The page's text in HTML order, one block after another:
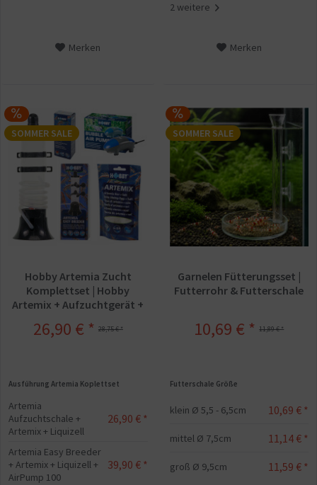
Merken
2 weitere
Merken
SOMMER SALE
Hobby Artemia Zucht
Komplettset | Hobby
Artemix + Aufzuchtgerät +
26,90 € * 28,75 € *
Ausführung Artemia Koplettset
Artemia
Aufzuchtschale +
Artemix + Liquizell
26,90 € *
Artemia Easy Breeder
+ Artemix + Liquizell +
AirPump 100
39,90 € *
SOMMER SALE
Garnelen Fütterungsset |
Futterrohr & Futterschale
10,69 € * 11,89 € *
Futterschale Größe
klein Ø 5,5 - 6,5cm 10,69 € *
mittel Ø 7,5cm 11,14 € *
groß Ø 9,5cm 11,59 € *